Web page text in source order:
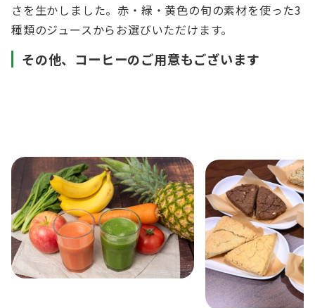
さを生かしました。赤・緑・黄色の旬の素材を使った3
種類のジュースからお選びいただけます。
その他、コーヒーのご用意もございます